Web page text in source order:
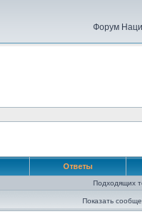
Форум
Ответы
Подходящих
Показать